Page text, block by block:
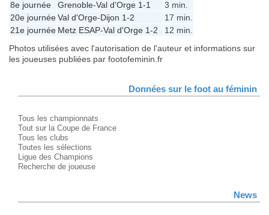
8e journée
Grenoble-Val d'Orge 1-1
3 min.
20e journéeVal d'Orge-Dijon 1-2
17 min.
21e journée Metz ESAP-Val d'Orge 1-2
12 min.
Photos utilisées avec l'autorisation de l'auteur et informations sur
les joueuses publiées par footofeminin.fr
Données sur le foot au féminin
Tous les championnats
Tout sur la Coupe de France
Tous les clubs
Toutes les sélections
Ligue des Champions
Recherche de joueuse
News